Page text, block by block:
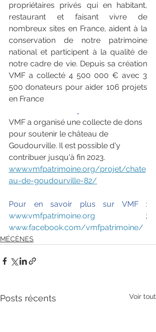
propriétaires privés qui en habitant,
restaurant et faisant vivre de
nombreux sites en France, aident à la
conservation de notre patrimoine
national et participent à la qualité de
notre cadre de vie. Depuis sa création
VMF a collecté 4 500 000 € avec 3
500 donateurs pour aider 106 projets
en France
VMF a organisé une collecte de dons
pour soutenir le château de
Goudourville. Il est possible d'y
contribuer jusqu'à fin 2023.
www.vmfpatrimoine.org/projet/chate
au-de-goudourville-82/
www.vmfpatrimoine.org
www.facebook.com/vmfpatrimoine/
MÉCÈNES
Posts récents Voir tout